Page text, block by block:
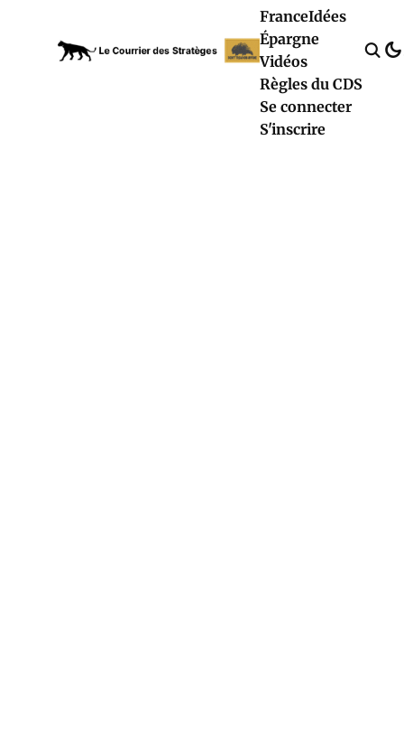
FranceIdées
Épargne
Vidéos
Règles du CDS
Se connecter
S'inscrire